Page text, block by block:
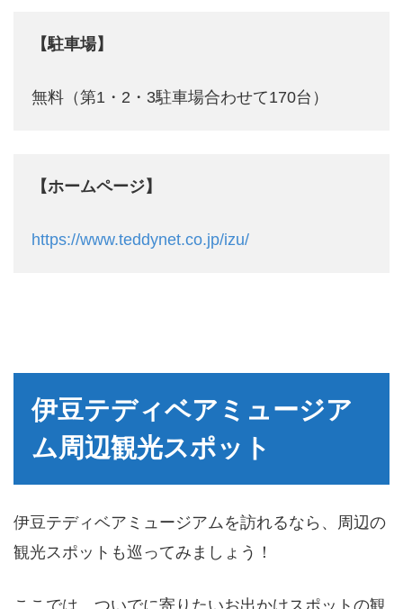
【駐車場】
無料（第1・2・3駐車場合わせて170台）
【ホームページ】
https://www.teddynet.co.jp/izu/
伊豆テディベアミュージア
ム周辺観光スポット
伊豆テディベアミュージアムを訪れるなら、周辺の
観光スポットも巡ってみましょう！